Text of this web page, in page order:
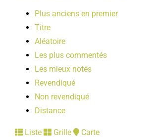
Plus anciens en premier
Titre
Aléatoire
Les plus commentés
Les mieux notés
Revendiqué
Non revendiqué
Distance
Liste Grille Carte